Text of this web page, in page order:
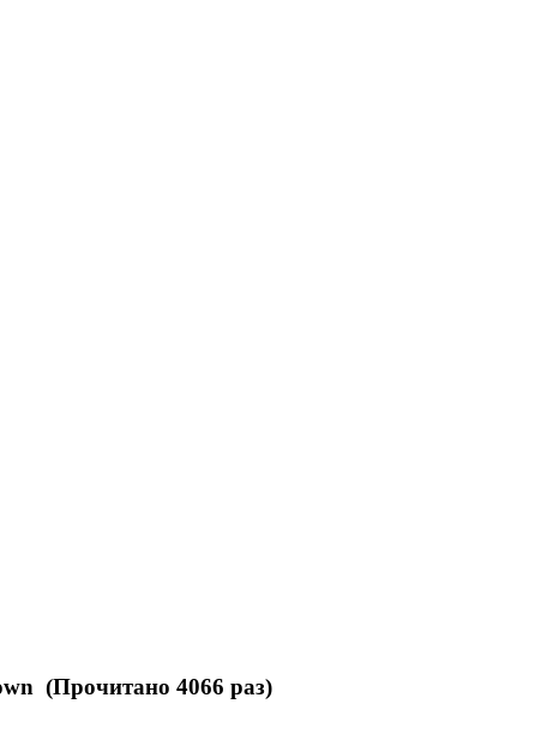
(Прочитано 4066 раз)